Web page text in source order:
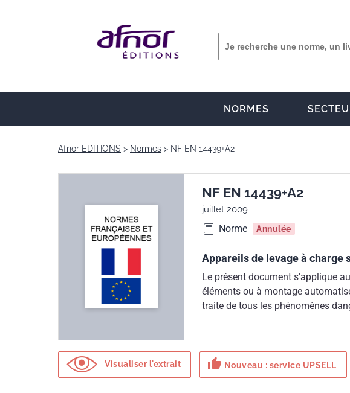
NORMES
Afnor EDITIONS Normes NF EN 14439+A2
NF EN 14439+A2
juillet 2009
Norme Annulée
Appareils de levage à charge
Le présent document s'applique
éléments ou à montage
traite de tous les phénomènes
relatifs aux grues à tour et aux
98/79/CE et 2006/42/CE.
Visualiser l'extrait thumb_up Nouveau : service UPSELL